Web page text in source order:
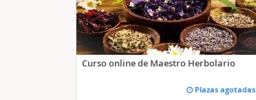
Curso online de Maestro Herbolario
Plazas agotadas